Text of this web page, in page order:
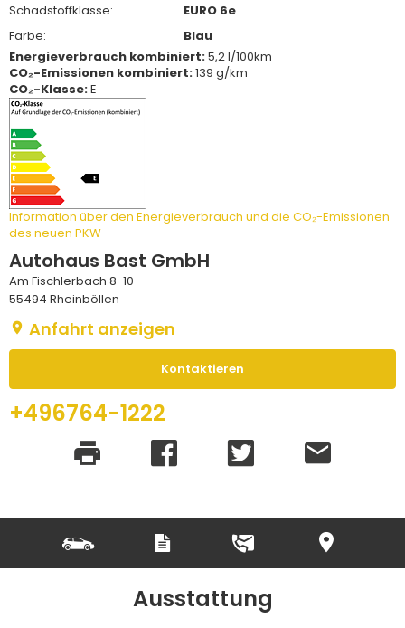
Schadstoffklasse:
EURO 6e
Farbe:
Blau
Energieverbrauch kombiniert:5,2 l/100km
CO₂-Emissionen kombiniert:139 g/km
CO₂-Klasse:E
Information über den Energieverbrauch und die CO₂-Emissionen
des neuen PKW
Autohaus Bast GmbH
Am Fischlerbach 8-10
55494 Rheinböllen
Anfahrt anzeigen
Kontaktieren
+496764-1222
Ausstattung